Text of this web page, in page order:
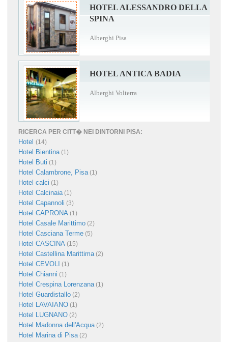
HOTEL ALESSANDRO DELLA
SPINA
Alberghi Pisa
HOTEL ANTICA BADIA
Alberghi Volterra
RICERCA PER CITT� NEI DINTORNI PISA:
Hotel (14)
Hotel Bientina(1)
Hotel Buti (1)
Hotel Calambrone, Pisa(1)
Hotel calci (1)
Hotel Calcinaia(1)
Hotel Capannoli (3)
Hotel CAPRONA (1)
Hotel Casale Marittimo (2)
Hotel Casciana Terme (5)
Hotel CASCINA (15)
Hotel Castellina Marittima(2)
Hotel CEVOLI (1)
Hotel Chianni (1)
Hotel Crespina Lorenzana(1)
Hotel Guardistallo (2)
Hotel LAVAIANO (1)
Hotel LUGNANO (2)
Hotel Madonna dell'Acqua(2)
Hotel Marina di Pisa(2)